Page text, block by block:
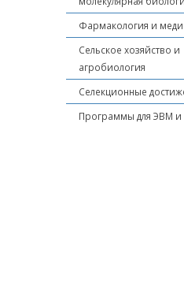
Фармакология и
Сельское хозяйство и
агробиология
Селекционные
Программы для ЭВМ и